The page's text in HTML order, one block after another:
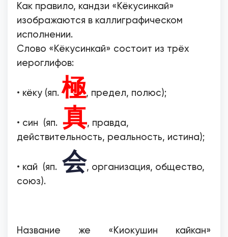
Как правило, кандзи «Кёкусинкай»
изображаются в каллиграфическом
исполнении.
Слово «Кёкусинкай» состоит из трёх
иероглифов:
• кёку (яп.極, предел, полюс);
• син (яп. 真, правда,
действительность, реальность, истина);
• кай (яп. 会, организация, общество,
союз).
Название же «Киокушин кайкан»